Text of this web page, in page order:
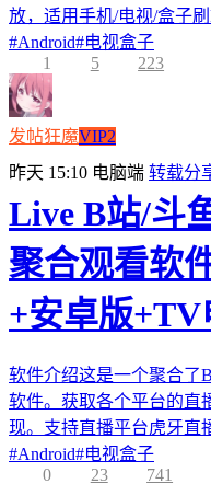
放，适用手机/电视/盒子
#Android#电视盒子
1
5 223
发帖狂魔VIP2
昨天 15:10 电脑端 转载分
Live B站/斗
聚合观看软
+安卓版+TV
软件介绍这是一个聚合了
软件。获取各个平台的直
现。支持直播平台虎牙直
#Android#电视盒子
0
23 741